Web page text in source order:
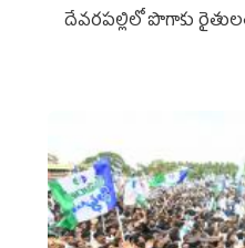
దేవరపల్లిలో పొగాకు